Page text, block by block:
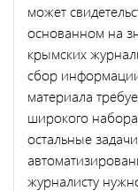
может
основанном на
крымских
сбор
материала
широкого
остальные
журналисту